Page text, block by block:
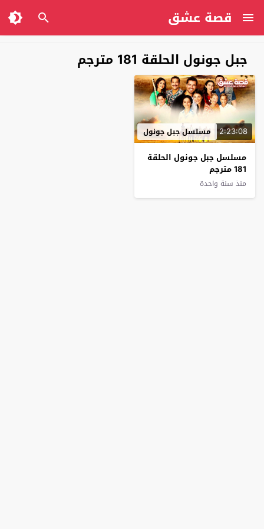
قصة عشق
جبل جونول الحلقة 181 مترجم
2:23:08 مسلسل جبل جونول
مسلسل جبل جونول الحلقة
181 مترجم
منذ سنة واحدة